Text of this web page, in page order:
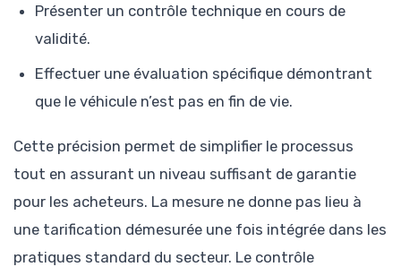
Présenter un contrôle technique en cours de
validité.
Effectuer une évaluation spécifique démontrant
que le véhicule n’est pas en fin de vie.
Cette précision permet de simplifier le processus
tout en assurant un niveau suffisant de garantie
pour les acheteurs. La mesure ne donne pas lieu à
une tarification démesurée une fois intégrée dans les
pratiques standard du secteur. Le contrôle